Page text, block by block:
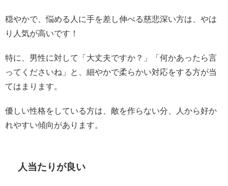
穏やかで、悩める人に手を差し伸べる慈悲深い方は、やは
り人気が高いです！
特に、男性に対して「大丈夫ですか？」「何かあったら言
ってくださいね」と、細やかで柔らかい対応をする方が当
てはまります。
優しい性格をしている方は、敵を作らない分、人から好か
れやすい傾向があります。
人当たりが良い